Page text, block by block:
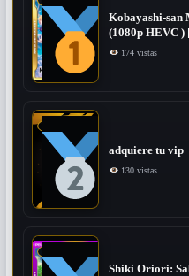
Kobayashi-san
(1080p HEVC
174 vistas
adquiere tu vip
130 vistas
Shiki Oriori: